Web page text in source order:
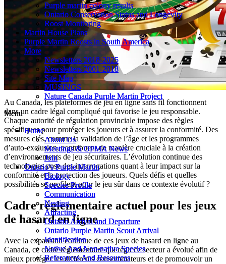
Purple martin colony results
Ontario Conservation Status and Longevity
Roost Monitoring
Martin House Plans
Purple Martin Roosts in South America
More
Newsletters 2018-2025
Newsletters 2001-2018
Site Map
MUSINGS
Nature Canada Purple Martin Project
Menu
Home
About Us
Meetings & OPMA News
Join
Ontario’s Purple Martin
Biology
Species Profile
Communication
Nesting
Attracting
Ontario Arrival and Departure
Ontario Purple Martin Scout Arrival
Identification
Native And Non-native Species
References And Resources
Purple martin colony results
Ontario Conservation Status and Longevity
Roost Monitoring
Martin House Plans
Purple Martin Roosts in South America
More
Newsletters 2018-2025
Newsletters 2001-2018
Site Map
MUSINGS
Nature Canada Purple Martin Project
Menu
Home
About Us
Meetings & OPMA News
Join
Ontario’s Purple Martin
Biology
Species Profile
Communication
Nesting
Attracting
Ontario Arrival and Departure
Ontario Purple Martin Scout Arrival
Identification
Native And Non-native Species
References And Resources
Au Canada, les plateformes de jeu en ligne sans fil fonctionnent
dans un cadre légal compliqué qui favorise le jeu responsable.
Chaque autorité de régulation provinciale impose des règles
spécifiques pour protéger les joueurs et à assurer la conformité. Des
mesures clés, comme la validation de l’âge et les programmes
d’auto-exclusion, contribuent de manière cruciale à la création
d’environnements de jeu sécuritaires. L’évolution continue des
technologies pose des interrogations quant à leur impact sur la
conformité et la protection des joueurs. Quels défis et quelles
possibilités se profilent pour le jeu sûr dans ce contexte évolutif ?
Cadre réglementaire actuel pour les jeux
de hasard en ligne
Avec la expansion continue de ces jeux de hasard en ligne au
Canada, ce cadre réglementaire qui régit ce secteur a évolué afin de
mieux protéger les différents consommateurs et de promouvoir un